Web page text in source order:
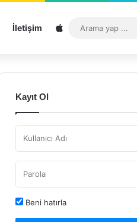
İletişim Sitemap
Kayıt Ol
Beni hatırla